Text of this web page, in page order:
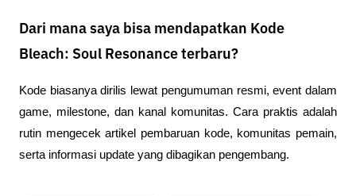
Dari mana saya bisa mendapatkan Kode
Bleach: Soul Resonance terbaru?
Kode biasanya dirilis lewat pengumuman resmi, event dalam
game, milestone, dan kanal komunitas. Cara praktis adalah
rutin mengecek artikel pembaruan kode, komunitas pemain,
serta informasi update yang dibagikan pengembang.